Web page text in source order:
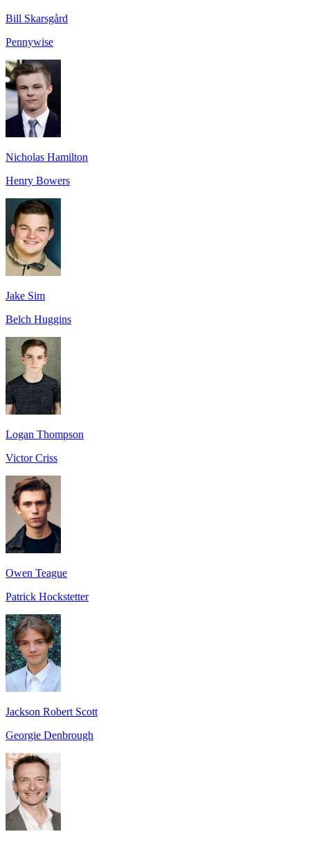
Bill Skarsgård
Pennywise
Nicholas Hamilton
Henry Bowers
Jake Sim
Belch Huggins
Logan Thompson
Victor Criss
Owen Teague
Patrick Hockstetter
Jackson Robert Scott
Georgie Denbrough